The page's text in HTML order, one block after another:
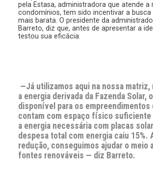
pela Estasa, administradora que atende a
condomínios, tem sido incentivar a busca
mais barata. O presidente da
Barreto, diz que, antes de apresentar a
testou sua eficácia.
—Já utilizamos aqui na nossa matriz,
a energia derivada da Fazenda Solar,
disponível para os empreendimentos
contam com espaço físico suficiente
a energia necessária com placas
despesa total com energia caiu 15%.
redução, conseguimos ajudar o meio
fontes renováveis — diz Barreto.